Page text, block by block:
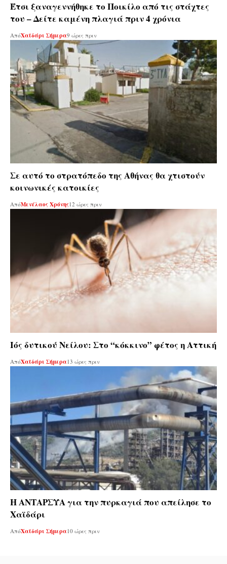
Έτσι ξαναγεννήθηκε το Ποικίλο από τις στάχτες
του – Δείτε καμένη πλαγιά πριν 4 χρόνια
ΑπόΧαϊδάρι Σήμερα9 ώρες πριν
Σε αυτό το στρατόπεδο της Αθήνας θα χτιστούν
κοινωνικές κατοικίες
ΑπόΜενέλαος Χρόνης12 ώρες πριν
Ιός δυτικού Νείλου: Στο “κόκκινο” φέτος η Αττική
ΑπόΧαϊδάρι Σήμερα13 ώρες πριν
Η ΑΝΤΑΡΣΥΑ για την πυρκαγιά που απείλησε το
Χαϊδάρι
ΑπόΧαϊδάρι Σήμερα 10 ώρες πριν